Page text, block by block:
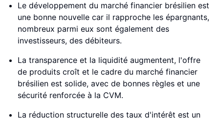
Le développement du marché financier brésilien est
une bonne nouvelle car il rapproche les épargnants,
nombreux parmi eux sont également des
investisseurs, des débiteurs.
La transparence et la liquidité augmentent, l'offre
de produits croît et le cadre du marché financier
brésilien est solide, avec de bonnes règles et une
sécurité renforcée à la CVM.
La réduction structurelle des taux d'intérêt est un